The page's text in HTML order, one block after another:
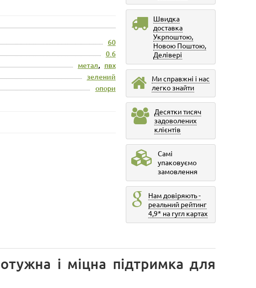
60
0.6
метал, пвх
зелений
опори
Швидка
доставка
Укрпоштою,
Новою Поштою,
Делівері
Ми справжні і нас
легко знайти
Десятки тисяч
задоволених
клієнтів
Самі
упаковуємо
замовлення
Нам довіряють -
реальний рейтинг
4,9* на гугл картах
і міцна підтримка для